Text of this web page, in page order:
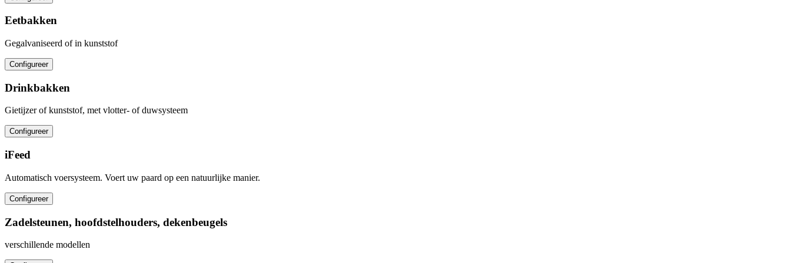
Eetbakken
Gegalvaniseerd of in kunststof
Configureer
Drinkbakken
Gietijzer of kunststof, met vlotter- of duwsysteem
Configureer
iFeed
Automatisch voersysteem. Voert uw paard op een natuurlijke manier.
Configureer
Zadelsteunen, hoofdstelhouders, dekenbeugels
verschillende modellen